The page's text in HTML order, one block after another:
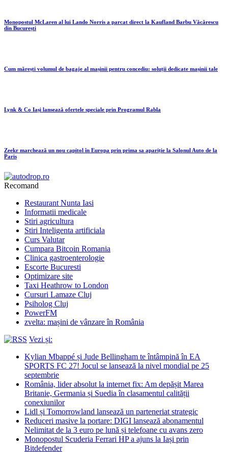
Monopostul McLaren al lui Lando Norris a parcat direct la Kaufland Barbu Văcărescu
din București
Cum mărești volumul de bagaje al mașinii pentru concediu: soluții dedicate mașinii tale
Lynk & Co Iași lansează ofertele speciale prin Programul Rabla
Zeekr marchează un nou capitol în Europa prin prima sa apariție la Salonul Auto de la
Paris
Recomand
Restaurant Nunta Iasi
Informatii medicale
Stiri agricultura
Stiri Inteligenta artificiala
Curs Valutar
Cumpara Bitcoin Romania
Clinica gastroenterologie
Escorte Bucuresti
Optimizare site
Taxi Heathrow to London
Cursuri Lamaze Cluj
Psiholog Cluj
PowerFM
zvelta: mașini de vânzare în România
Vezi și:
Kylian Mbappé și Jude Bellingham te întâmpină în EA
SPORTS FC 27! Jocul se lansează la nivel mondial pe 25
septembrie
România, lider absolut la internet fix: Am depășit Marea
Britanie, Germania și Suedia în clasamentul calității
conexiunilor
Lidl și Tomorrowland lansează un parteneriat strategic
Reduceri masive la portare: DIGI lansează abonamentul
Nelimitat de la 3 euro pe lună și telefoane cu avans zero
Monopostul Scuderia Ferrari HP a ajuns la Iași prin
Bitdefender